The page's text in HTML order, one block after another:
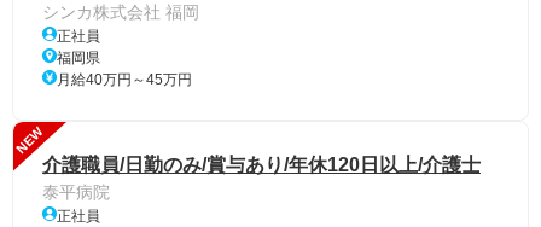
シンカ株式会社 福岡
正社員
福岡県
月給40万円～45万円
NEW
介護職員/日勤のみ/賞与あり/年休120日以上/介護士
泰平病院
正社員